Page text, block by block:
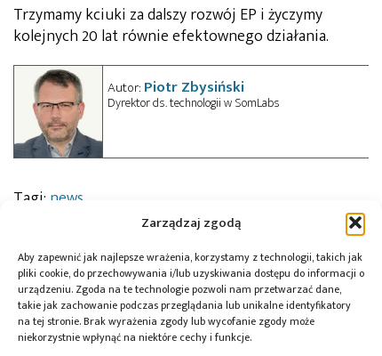
Zarządzaj zgodą
Aby zapewnić jak najlepsze wrażenia, korzystamy z technologii, takich jak
pliki cookie, do przechowywania i/lub uzyskiwania dostępu do informacji o
urządzeniu. Zgoda na te technologie pozwoli nam przetwarzać dane,
takie jak zachowanie podczas przeglądania lub unikalne identyfikatory
na tej stronie. Brak wyrażenia zgody lub wycofanie zgody może
niekorzystnie wpłynąć na niektóre cechy i funkcje.
Trzymamy kciuki za dalszy rozwój EP i życzymy
kolejnych 20 lat równie efektownego działania.
Autor: Piotr Zbysiński
Dyrektor ds. technologii w SomLabs
Tagi: news
Przeczytaj również: